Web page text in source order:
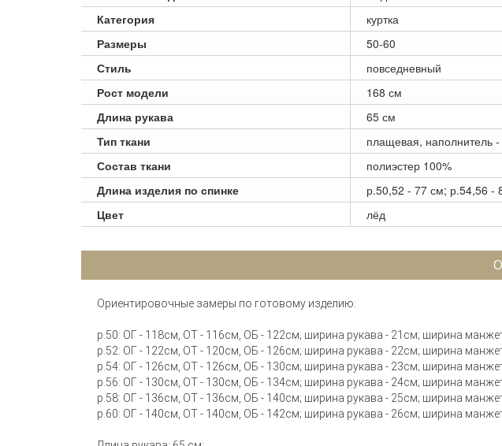
Категория
куртка
Размеры
50-60
Стиль
повседневный
Рост модели
168 см
Длина рукава
65 см
Тип ткани
плащевая, наполнитель -
Состав ткани
полиэстер 100%
Длина изделия по спинке
р.50,52 - 77 см; р.54,56 -
Цвет
лёд
Ориентировочные замеры по готовому изделию:
р.50: ОГ - 118см, ОТ - 116см, ОБ - 122см; ширина рукава - 21см; ширина
р.52: ОГ - 122см, ОТ - 120см, ОБ - 126см; ширина рукава - 22см; ширина
р.54: ОГ - 126см, ОТ - 126см, ОБ - 130см; ширина рукава - 23см; ширина
р.56: ОГ - 130см, ОТ - 130см, ОБ - 134см; ширина рукава - 24см; ширина
р.58: ОГ - 136см, ОТ - 136см, ОБ - 140см; ширина рукава - 25см; ширина
р.60: ОГ - 140см, ОТ - 140см, ОБ - 142см; ширина рукава - 26см; ширина